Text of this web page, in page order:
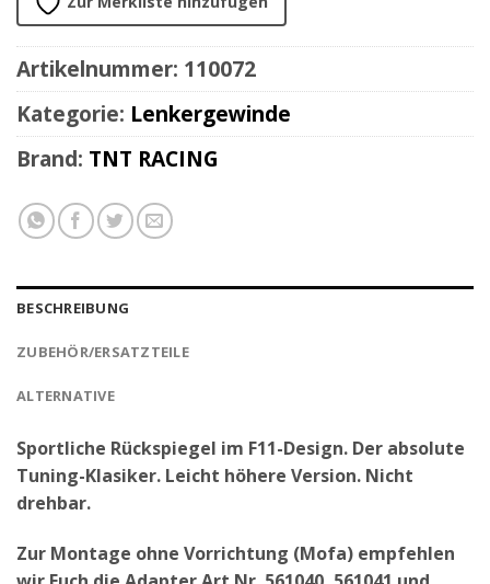
Artikelnummer: 110072
Kategorie: Lenkergewinde
Brand: TNT RACING
BESCHREIBUNG
ZUBEHÖR/ERSATZTEILE
ALTERNATIVE
Sportliche Rückspiegel im F11-Design. Der absolute
Tuning-Klasiker. Leicht höhere Version. Nicht
drehbar.
Zur Montage ohne Vorrichtung (Mofa) empfehlen